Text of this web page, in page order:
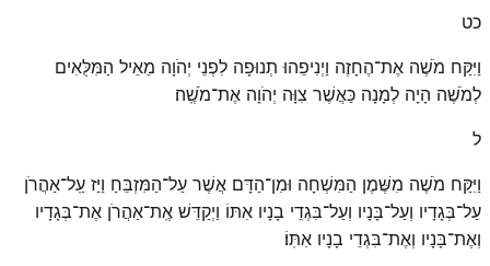
כט
וַיִּקַּח מֹשֶׁה אֶת־הֶחָזֶה וַיְנִיפֵהוּ תְנוּפָה לִפְנֵי יְהֹוָה מֵאֵיל הַמִּלֻּאִים
לְמֹשֶׁה הָיָה לְמָנָה כַּאֲשֶׁר צִוָּה יְהֹוָה אֶת־מֹשֶֽׁה׃
ל
וַיִּקַּח מֹשֶׁה מִשֶּׁמֶן הַמִּשְׁחָה וּמִן־הַדָּם אֲשֶׁר עַל־הַמִּזְבֵּחַ וַיַּז עַֽל־אַהֲרֹן
עַל־בְּגָדָיו וְעַל־בָּנָיו וְעַל־בִּגְדֵי בָנָיו אִתּוֹ וַיְקַדֵּשׁ אֶֽת־אַהֲרֹן אֶת־בְּגָדָיו
וְאֶת־בָּנָיו וְאֶת־בִּגְדֵי בָנָיו אִתּֽוֹ׃